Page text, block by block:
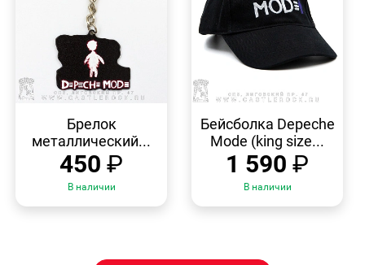
ПРОСМОТР
Брелок
металлический...
450 ₽
В наличии
ПРОСМОТР
Бейсболка Depeche
Mode (king size...
1 590 ₽
В наличии